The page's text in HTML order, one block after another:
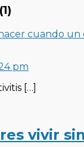
cuando un
pm
[…]
vivir